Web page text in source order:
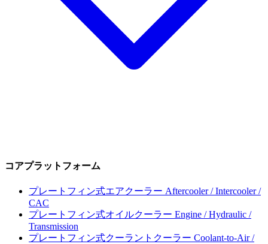
コアプラットフォーム
プレートフィン式エアクーラー Aftercooler / Intercooler /
CAC
プレートフィン式オイルクーラー Engine / Hydraulic /
Transmission
プレートフィン式クーラントクーラー Coolant-to-Air /